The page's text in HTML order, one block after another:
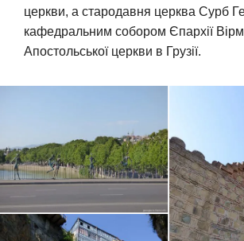
церкви, а стародавня церква Сурб
кафедральним собором Єпархії
Апостольської церкви в Грузії.